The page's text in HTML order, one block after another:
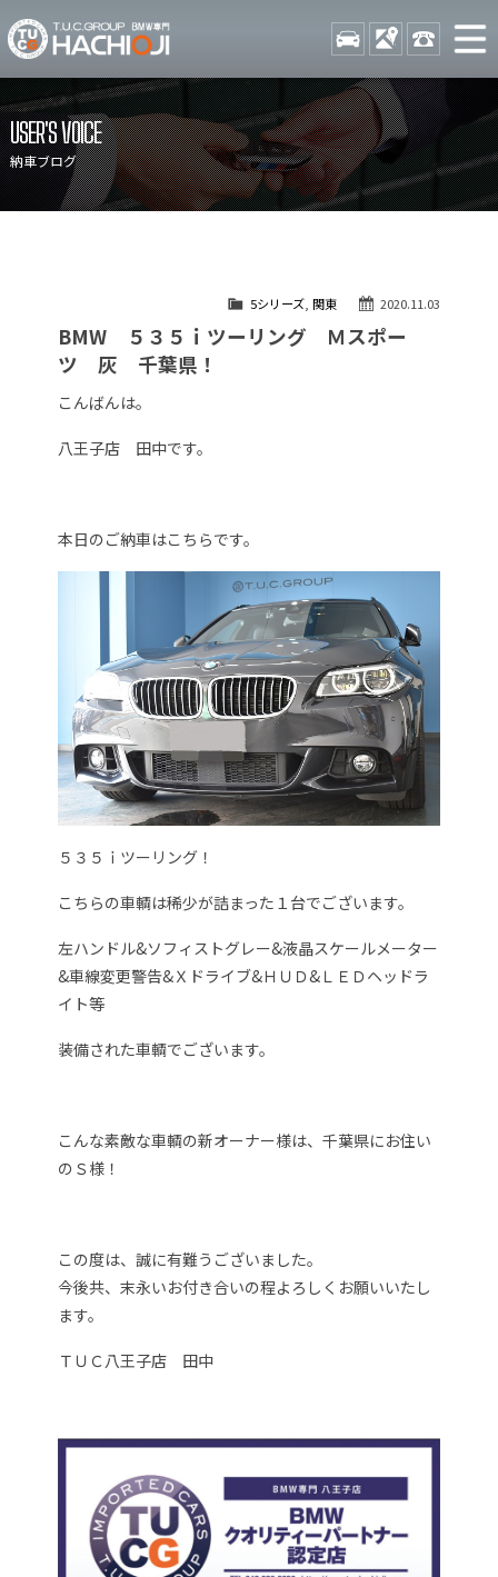
TUCグループ BMW専門 八
STOCK ACCESS 042-
ニュース
在庫リスト
目玉車両一覧
店舗紹介
保証＆サービス
アクセスマップ
自動車保険
TUCとは？
納車blog
会社概要
USER'S VOICE
納車ブログ
2020.11.03
5シリーズ, 関東
BMW ５３５ｉツーリング Ｍスポー
ツ 灰 千葉県！
こんばんは。
八王子店 田中です。
本日のご納車はこちらです。
５３５ｉツーリング！
こちらの車輌は稀少が詰まった１台でございます。
左ハンドル&ソフィストグレー&液晶スケールメーター
&車線変更警告&Ｘドライブ&ＨＵＤ&ＬＥＤヘッドラ
イト等
装備された車輌でございます。
こんな素敵な車輌の新オーナー様は、千葉県にお住い
のＳ様！
この度は、誠に有難うございました。
今後共、末永いお付き合いの程よろしくお願いいたし
ます。
ＴＵＣ八王子店 田中